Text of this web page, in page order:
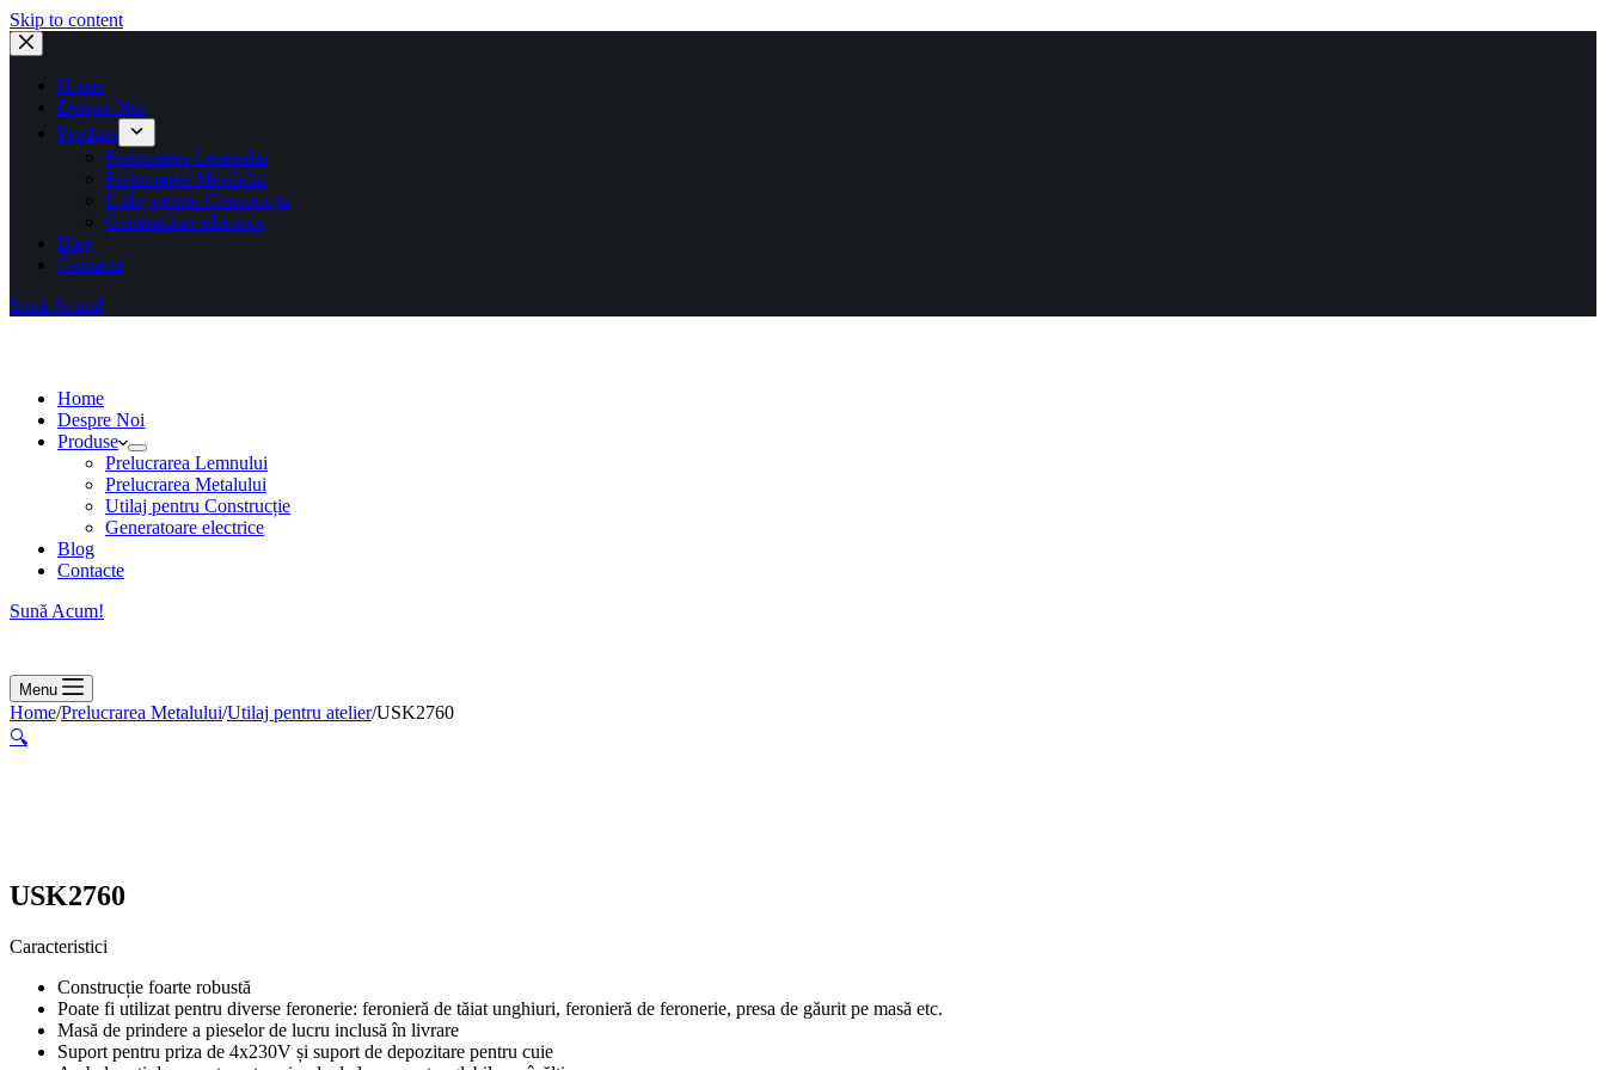
Skip to content
Home
Despre Noi
Produse
Prelucrarea Lemnului
Prelucrarea Metalului
Utilaj pentru Construcție
Generatoare electrice
Blog
Contacte
Sună Acum!
Home
Despre Noi
Produse
Prelucrarea Lemnului
Prelucrarea Metalului
Utilaj pentru Construcție
Generatoare electrice
Blog
Contacte
Sună Acum!
Menu
Home/Prelucrarea Metalului/Utilaj pentru atelier/USK2760
🔍
USK2760
Caracteristici
Construcție foarte robustă
Poate fi utilizat pentru diverse feronerie: feronieră de tăiat unghiuri, feronieră de feronerie, presa de găurit pe masă etc.
Masă de prindere a pieselor de lucru inclusă în livrare
Suport pentru priza de 4x230V și suport de depozitare pentru cuie